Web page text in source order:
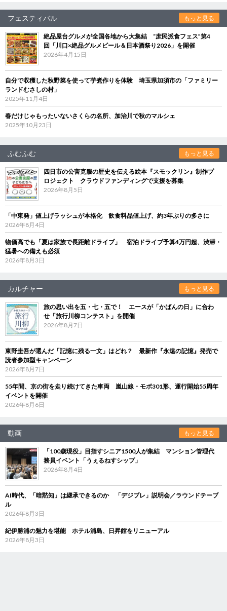
フェスティバル もっと見る
絶品屋台グルメが全国各地から大集結 “庶民派食フェス”第4
回「川口×絶品グルメビール＆日本酒祭り2026」を開催
2026年4月15日
自分で収穫した秋野菜を使って芋煮作りを体験 埼玉県加須市の「ファミリー
ランドむさしの村」
2025年11月4日
春だけじゃもったいないさくらの名所、加治川で秋のマルシェ
2025年10月23日
ふむふむ もっと見る
四日市の公害克服の歴史を伝える絵本『スモックリン』制作プ
ロジェクト クラウドファンディングで支援を募集
2026年8月5日
「中東発」値上げラッシュが本格化 飲食料品値上げ、約3年ぶりの多さに
2026年8月4日
物価高でも「夏は家族で長距離ドライブ」 宿泊ドライブ予算4万円超、渋滞・
猛暑への備えも必須
2026年8月3日
カルチャー もっと見る
旅の思い出を五・七・五で！ エースが「かばんの日」に合わ
せ「旅行川柳コンテスト」を開催
2026年8月7日
東野圭吾が選んだ「記憶に残る一文」はどれ？ 最新作『永遠の記憶』発売で
読者参加型キャンペーン
2026年8月7日
55年間、京の街を走り続けてきた車両 嵐山線・モボ301形、運行開始55周年
イベントを開催
2026年8月6日
動画 もっと見る
「100歳現役」目指すシニア1500人が集結 マンション管理代
務員イベント「うぇるねすシップ」
2026年8月4日
AI時代、「暗黙知」は継承できるのか 「デジブレ」説明会／ラウンドテーブ
ル
2026年8月3日
紀伊勝浦の魅力を堪能 ホテル浦島、日昇館をリニューアル
2026年8月3日